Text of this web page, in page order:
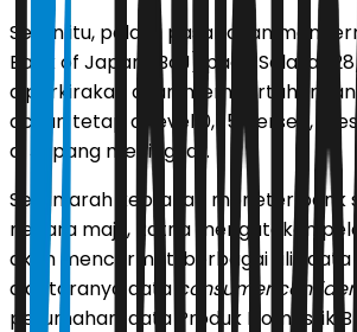
Selain itu, pelaku pasar akan
Bank of Japan (BoJ) pada Selasa
diperkirakan akan
acuan tetap di level 0,75 persen,
di Jepang meningkat.
Selain arah kebijakan moneter bank
negara maju, Ratna mengatakan
akan mencermati berbagai rilis data
diantaranya data consumer
perumahan, data Produk Domestik